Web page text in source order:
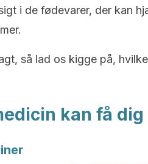
i de fødevarer, der kan
så lad os kigge på,
kan få